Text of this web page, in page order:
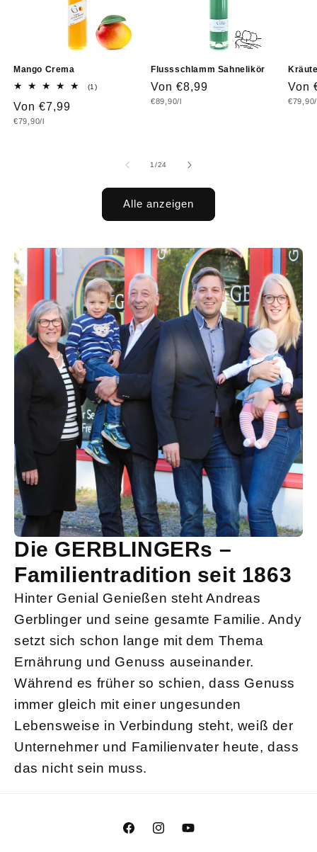
Mango Crema
(1)1
Normaler
Preis
Von €7,99
Grundpreis
€79,90/l
Flussschlamm Sahnelikör
Normaler
Preis
Von €8,99
Grundpreis
€89,90/l
Preis
Von
1/von
24
Alle anzeigen
Die GERBLINGERs –
Familientradition seit 1863
Hinter Genial Genießen steht Andreas
Gerblinger und seine gesamte Familie. Andy
setzt sich schon lange mit dem Thema
Ernährung und Genuss auseinander.
Während es früher so schien, dass Genuss
immer gleich mit einer ungesunden
Lebensweise in Verbindung steht, weiß der
Unternehmer und Familienvater heute, dass
das nicht sein muss.
FacebookInstagramYouTube